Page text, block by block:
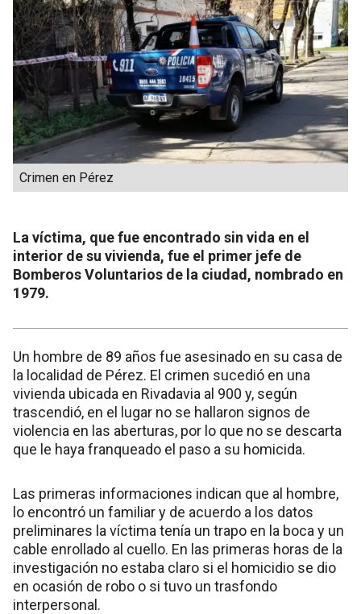
Crimen en Pérez
La víctima, que fue encontrado sin vida en el
interior de su vivienda, fue el primer jefe de
Bomberos Voluntarios de la ciudad, nombrado en
1979.
Un hombre de 89 años fue asesinado en su casa de
la localidad de Pérez. El crimen sucedió en una
vivienda ubicada en Rivadavia al 900 y, según
trascendió, en el lugar no se hallaron signos de
violencia en las aberturas, por lo que no se descarta
que le haya franqueado el paso a su homicida.
Las primeras informaciones indican que al hombre,
lo encontró un familiar y de acuerdo a los datos
preliminares la víctima tenía un trapo en la boca y un
cable enrollado al cuello. En las primeras horas de la
investigación no estaba claro si el homicidio se dio
en ocasión de robo o si tuvo un trasfondo
interpersonal.